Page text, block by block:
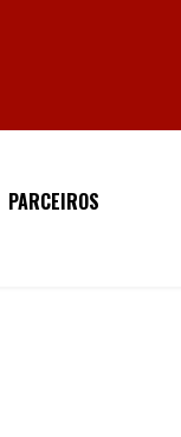
PARCEIROS